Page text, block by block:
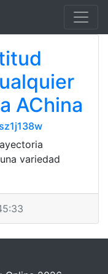
AChina
variedad